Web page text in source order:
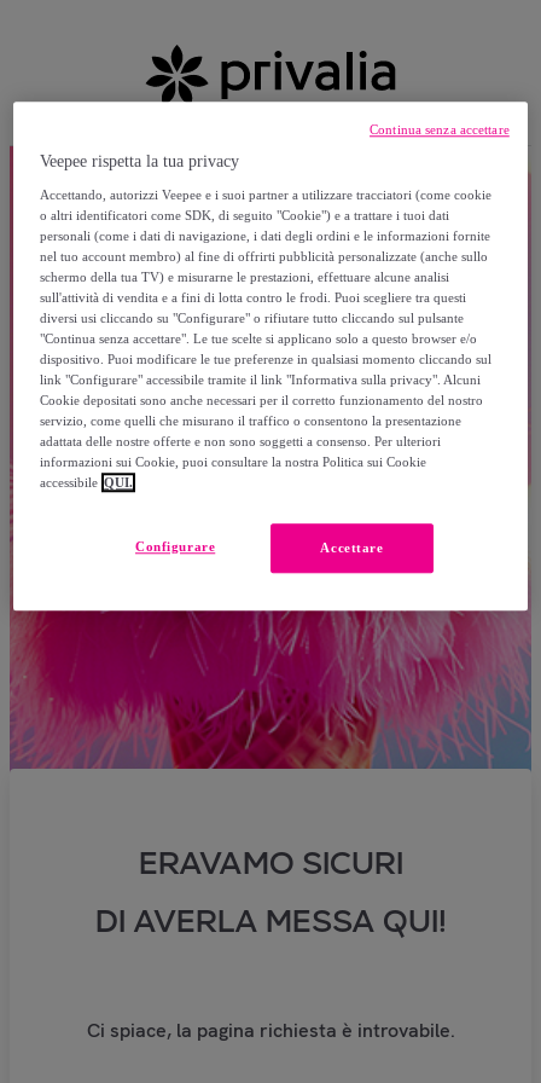
ERAVAMO SICURI
DI AVERLA MESSA QUI!
Ci spiace, la pagina richiesta è introvabile.
Veepee rispetta la tua privacy
Accettando, autorizzi Veepee e i suoi partner a utilizzare tracciatori (come cookie
o altri identificatori come SDK, di seguito "Cookie") e a trattare i tuoi dati
personali (come i dati di navigazione, i dati degli ordini e le informazioni fornite
nel tuo account membro) al fine di offrirti pubblicità personalizzate (anche sullo
schermo della tua TV) e misurarne le prestazioni, effettuare alcune analisi
sull'attività di vendita e a fini di lotta contro le frodi. Puoi scegliere tra questi
diversi usi cliccando su "Configurare" o rifiutare tutto cliccando sul pulsante
"Continua senza accettare". Le tue scelte si applicano solo a questo browser e/o
dispositivo. Puoi modificare le tue preferenze in qualsiasi momento cliccando sul
link "Configurare" accessibile tramite il link "Informativa sulla privacy". Alcuni
Cookie depositati sono anche necessari per il corretto funzionamento del nostro
servizio, come quelli che misurano il traffico o consentono la presentazione
adattata delle nostre offerte e non sono soggetti a consenso. Per ulteriori
informazioni sui Cookie, puoi consultare la nostra Politica sui Cookie
accessibile QUI.
Accettare
Configurare
Continua senza accettare